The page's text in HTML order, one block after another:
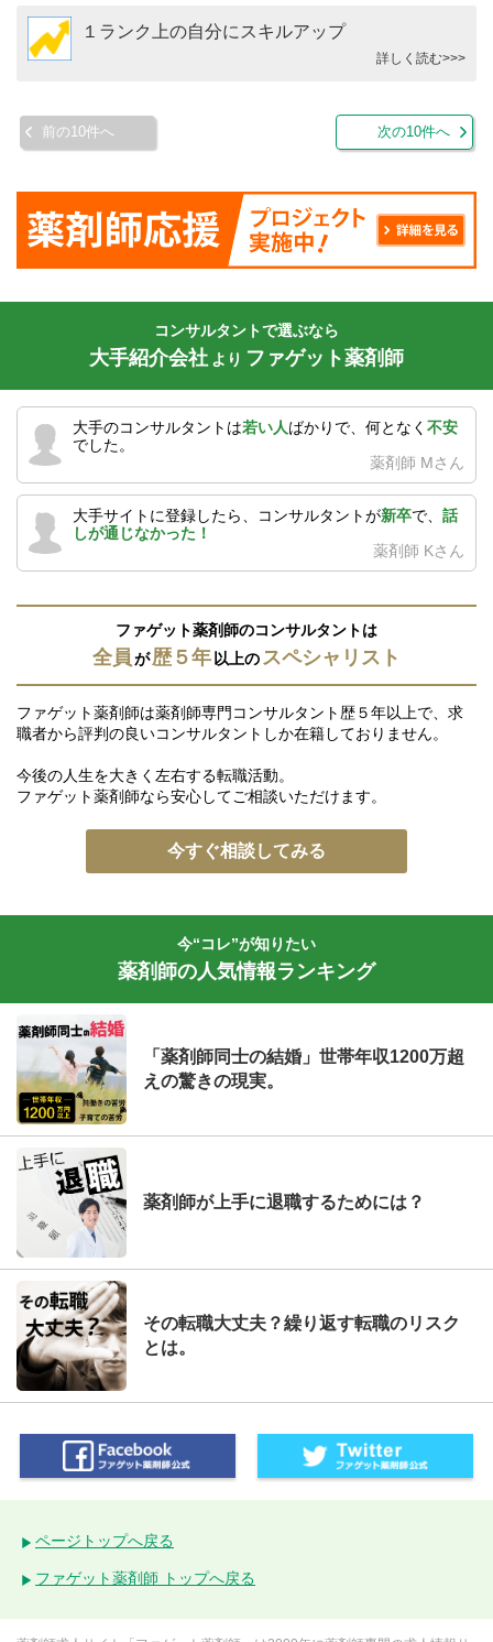
１ランク上の自分にスキルアップ
詳しく読む>>>
前の10件へ 次の10件へ
コンサルタントで選ぶなら
大手紹介会社 より ファゲット薬剤師
大手のコンサルタントは若い人ばかりで、何となく 不安
でした。
薬剤師 Mさん
大手サイトに登録したら、コンサルタントが新卒で、 話
しが通じなかった！
薬剤師 Kさん
ファゲット薬剤師のコンサルタントは
全員が歴５年以上のスペシャリスト
ファゲット薬剤師は薬剤師専門コンサルタント歴５年以上で、求
職者から評判の良いコンサルタントしか在籍しておりません。
今後の人生を大きく左右する転職活動。
ファゲット薬剤師なら安心してご相談いただけます。
今すぐ相談してみる
今“コレ”が知りたい
薬剤師の人気情報ランキング
「薬剤師同士の結婚」世帯年収1200万超
えの驚きの現実。
薬剤師が上手に退職するためには？
その転職大丈夫？繰り返す転職のリスク
とは。
ページトップへ戻る
ファゲット薬剤師 トップへ戻る